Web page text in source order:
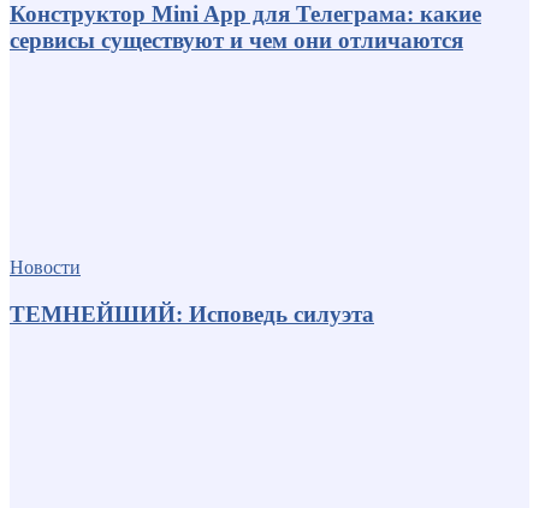
Конструктор Mini App для Телеграма: какие
сервисы существуют и чем они отличаются
Новости
ТЕМНЕЙШИЙ: Исповедь силуэта